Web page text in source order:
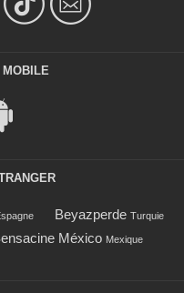
MOBILE
Beyazperde Turquie
México Mexique